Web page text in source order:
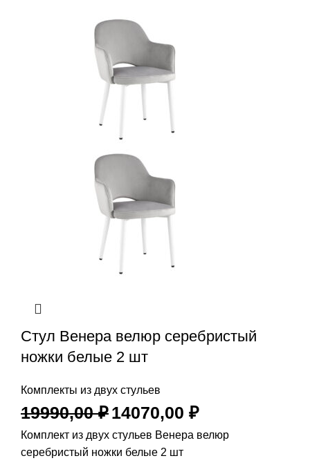
Стул Венера велюр серебристый
ножки белые 2 шт
Комплекты из двух стульев
19990,00₽14070,00 ₽
Комплект из двух стульев Венера велюр
серебристый ножки белые 2 шт